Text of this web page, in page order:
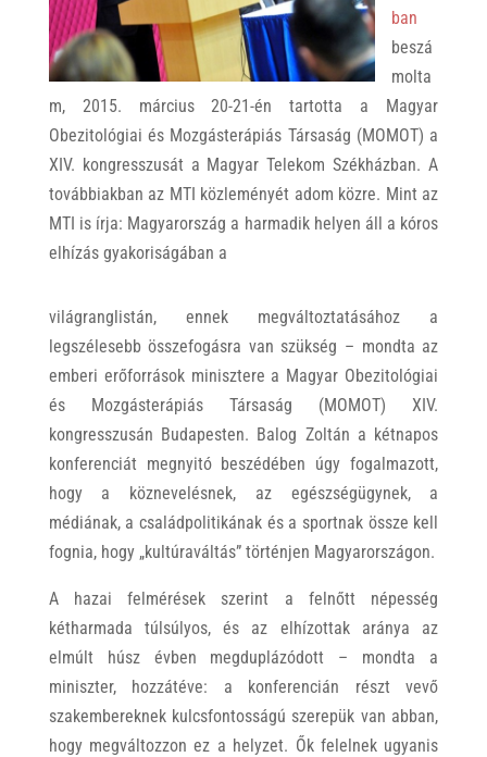
ban
beszá
molta
m, 2015. március 20-21-én tartotta a Magyar
Obezitológiai és Mozgásterápiás Társaság (MOMOT) a
XIV. kongresszusát a Magyar Telekom Székházban. A
továbbiakban az MTI közleményét adom közre. Mint az
MTI is írja: Magyarország a harmadik helyen áll a kóros
elhízás gyakoriságában a
világranglistán, ennek megváltoztatásához a
legszélesebb összefogásra van szükség – mondta az
emberi erőforrások minisztere a Magyar Obezitológiai
és Mozgásterápiás Társaság (MOMOT) XIV.
kongresszusán Budapesten. Balog Zoltán a kétnapos
konferenciát megnyitó beszédében úgy fogalmazott,
hogy a köznevelésnek, az egészségügynek, a
médiának, a családpolitikának és a sportnak össze kell
fognia, hogy „kultúraváltás” történjen Magyarországon.
A hazai felmérések szerint a felnőtt népesség
kétharmada túlsúlyos, és az elhízottak aránya az
elmúlt húsz évben megduplázódott – mondta a
miniszter, hozzátéve: a konferencián részt vevő
szakembereknek kulcsfontosságú szerepük van abban,
hogy megváltozzon ez a helyzet. Ők felelnek ugyanis